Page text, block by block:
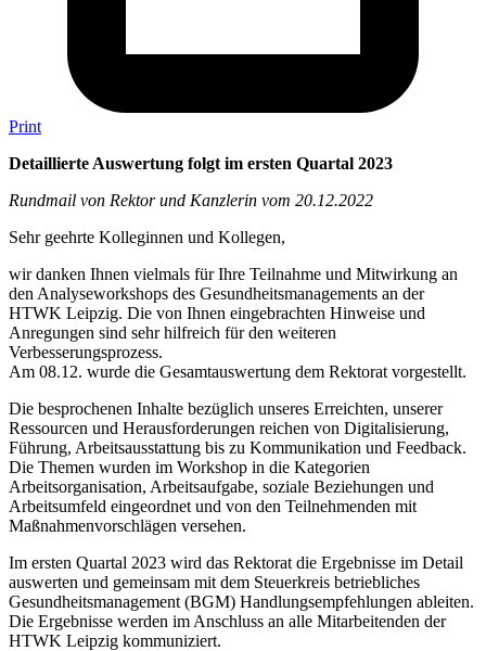
Print
Detaillierte Auswertung folgt im ersten Quartal 2023
Rundmail von Rektor und Kanzlerin vom 20.12.2022
Sehr geehrte Kolleginnen und Kollegen,
wir danken Ihnen vielmals für Ihre Teilnahme und Mitwirkung an
den Analyseworkshops des Gesundheitsmanagements an der
HTWK Leipzig. Die von Ihnen eingebrachten Hinweise und
Anregungen sind sehr hilfreich für den weiteren
Verbesserungsprozess.
Am 08.12. wurde die Gesamtauswertung dem Rektorat vorgestellt.
Die besprochenen Inhalte bezüglich unseres Erreichten, unserer
Ressourcen und Herausforderungen reichen von Digitalisierung,
Führung, Arbeitsausstattung bis zu Kommunikation und Feedback.
Die Themen wurden im Workshop in die Kategorien
Arbeitsorganisation, Arbeitsaufgabe, soziale Beziehungen und
Arbeitsumfeld eingeordnet und von den Teilnehmenden mit
Maßnahmenvorschlägen versehen.
Im ersten Quartal 2023 wird das Rektorat die Ergebnisse im Detail
auswerten und gemeinsam mit dem Steuerkreis betriebliches
Gesundheitsmanagement (BGM) Handlungsempfehlungen ableiten.
Die Ergebnisse werden im Anschluss an alle Mitarbeitenden der
HTWK Leipzig kommuniziert.